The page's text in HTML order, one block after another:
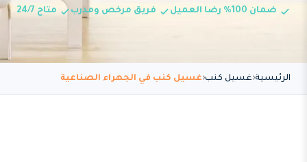
ضمان 100% رضا العميل فريق مرخص ومدرب متاح 24/7
الرئيسية غسيل كنب غسيل كنب في الجهراء الصناعية